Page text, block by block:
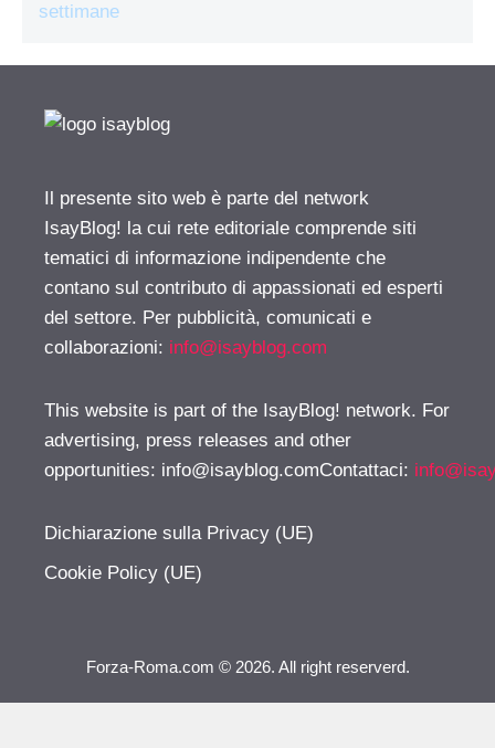
settimane
Il presente sito web è parte del network
IsayBlog! la cui rete editoriale comprende siti
tematici di informazione indipendente che
contano sul contributo di appassionati ed esperti
del settore. Per pubblicità, comunicati e
collaborazioni: info@isayblog.com
This website is part of the IsayBlog! network. For
advertising, press releases and other
opportunities: info@isayblog.comContattaci:
Dichiarazione sulla Privacy (UE)
Cookie Policy (UE)
Forza-Roma.com © 2026. All right reserverd.